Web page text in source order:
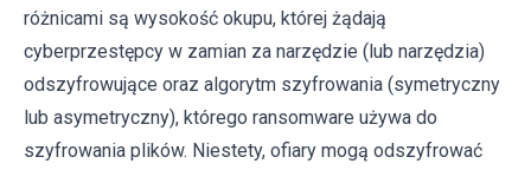
różnicami są wysokość okupu, której żądają
cyberprzestępcy w zamian za narzędzie (lub narzędzia)
odszyfrowujące oraz algorytm szyfrowania (symetryczny
lub asymetryczny), którego ransomware używa do
szyfrowania plików. Niestety, ofiary mogą odszyfrować